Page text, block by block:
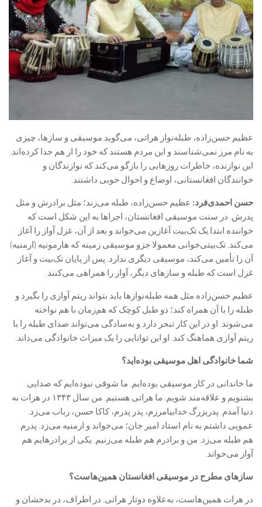
عظیم حسن‌زاده، طبله‌نواز هراتی، می‌گوید موسیقی و سازها، چیزی
به نام مرز نمی‌شناسند و این مردم هستند که خود را از هم جدا کرده‌اند.
این نوازنده، خاطرات روزهایی را بازگو می‌کند که نوازندگان و
خوانندگان افغانستانی، اوضاع و احوال خوبی داشتند.
حسن احمدی‌فرد: عظیم حسن‌زاده، طبله می‌زند؛ مثل برادرش و مثل
پدرش. در سنت موسیقی افغانستان، اجراها به این شکل است که
خواننده ابتدا یک تک‌بیت آغازین می‌خواند و بعد از آن، غزل آواز را آغاز
می‌کند. تک‌بیتی‌خوانی معمولا جزو موسیقی زمینه که هارمونیه (ارمنیه)
آن را تأمین می‌کند، موسیقی دیگری ندارد. پس از پایان تک‌بیت و آغاز
غزل است که طبله و سازهای دیگر، آواز را همراهی می‌کنند.
عظیم حسن‌زاده مثل همه طبله‌نوازها باید بتواند ریتم آوازی را بگیرد و
طبله را با آن همراه کند؛ دو طبل کوچک که هم‌زمان با هم نواخته
می‌شوند. او در این کار تبحر دارد و به‌سادگی می‌تواند صدای طبله را با
ریتم آوازی هماهنگ کند. او این توانایی را یک میراث خانوادگی می‌داند.
شما خانوادگی اهل موسیقی بوده‌اید؟
ما خاندانی در کار موسیقی بوده‌ایم. ما شوقی نبوده‌ایم که صدایی
بشنویم و علاقه‌مند شویم. ما هراتی هستیم. من سال ۱۳۴۳ در هرات به
دنیا آمدم. پدربزرگ خدابیامرزم، پدر پدرم، کاکا حسن، رباب می‌زد.
عمویی داشتم به نام استاد امیر جان؛ می‌خواند و ارمنیه می‌زد. پدرم
هم طبله می‌زد. من و برادرم هم طبله می‌زنیم. یکی از برادرهایم هم
آواز می‌خواند.
سازهای مطرح در موسیقی افغانستان همین‌هاست؟
در هرات همین‌هاست، به‌علاوه دوتار هراتی. در اطراف، در بدخشان و